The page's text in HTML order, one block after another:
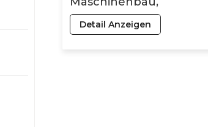
Hardware,
Sonderanfertigungen
Detail Anzeigen